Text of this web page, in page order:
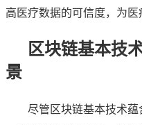
高医疗数据的可信度，为医
区块链基本技
景
尽管区块链基本技术